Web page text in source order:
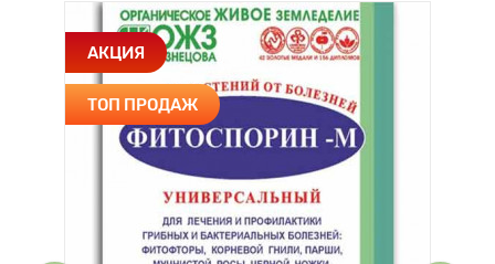
АКЦИЯ
ТОП ПРОДАЖ